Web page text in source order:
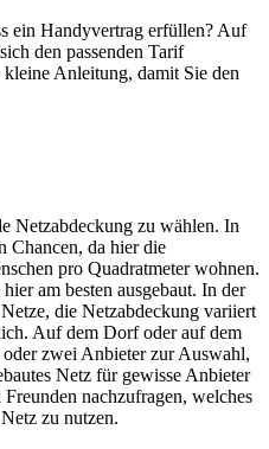
ein Handyvertrag erfüllen? Auf
den passenden Tarif
Anleitung, damit Sie den
Netzabdeckung zu wählen. In
Chancen, da hier die
pro Quadratmeter wohnen.
am besten ausgebaut. In der
die Netzabdeckung variiert
Auf dem Dorf oder auf dem
zwei Anbieter zur Auswahl,
Netz für gewisse Anbieter
nachzufragen, welches
zu nutzen.